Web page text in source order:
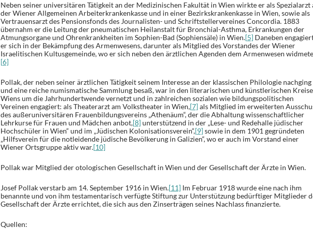
Neben seiner universitären Tätigkeit an der Medizinischen Fakultät in Wien wirkte er als Spezialarzt
der Wiener Allgemeinen Arbeiterkrankenkasse und in einer Bezirkskrankenkasse in Wien, sowie als
Vertrauensarzt des Pensionsfonds des Journalisten- und Schriftstellervereines Concordia. 1883
übernahm er die Leitung der pneumatischen Heilanstalt für Bronchial-Asthma, Erkrankungen der
Atmungsorgane und Ohrenkrankheiten im Sophien-Bad (Sophiensäle) in Wien.[5]Daneben
er sich in der Bekämpfung des Armenwesens, darunter als Mitglied des Vorstandes der Wiener
Israelitischen Kultusgemeinde, wo er sich neben den ärztlichen Agenden dem Armenwesen
[6]
Pollak, der neben seiner ärztlichen Tätigkeit seinem Interesse an der klassischen Philologie nachging
und eine reiche numismatische Sammlung besaß, war in den literarischen und künstlerischen
Wiens um die Jahrhundertwende vernetzt und in zahlreichen sozialen wie bildungspolitischen
Vereinen engagiert: als Theaterarzt am Volkstheater in Wien,[7]als Mitglied im erweiterten
des außeruniversitären Frauenbildungsvereins „Athenäum“, der die Abhaltung wissenschaftlicher
Lehrkurse für Frauen und Mädchen anbot,[8]unterstützend in der „Lese- und Redehalle jüdischer
Hochschüler in Wien“ und im „Jüdischen Kolonisationsverein“,[9]sowie in dem 1901 gegründeten
„Hilfsverein für die notleidende jüdische Bevölkerung in Galizien“, wo er auch im Vorstand einer
Wiener Ortsgruppe aktiv war.[10]
Pollak war Mitglied der otologischen Gesellschaft in Wien und der Gesellschaft der Ärzte in Wien.
Josef Pollak verstarb am 14. September 1916 in Wien.[11]Im Februar 1918 wurde eine nach ihm
benannte und von ihm testamentarisch verfügte Stiftung zur Unterstützung bedürftiger Mitglieder
Gesellschaft der Ärzte errichtet, die sich aus den Zinserträgen seines Nachlass finanzierte.
Quellen: